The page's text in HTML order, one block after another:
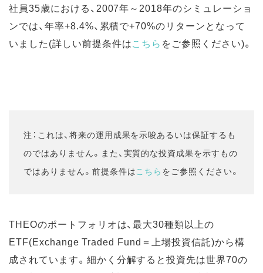
社員35歳における、2007年～2018年のシミュレーショ
ンでは、年率+8.4%、累積で+70%のリターンとなって
いました(詳しい前提条件はこちら をご参照ください)。
注：これは、将来の運用成果を示唆あるいは保証するも
のではありません。また、実質的な投資成果を示すもの
ではありません。前提条件はこちら をご参照ください。
THEOのポートフォリオは、最大30種類以上の
ETF(Exchange Traded Fund＝上場投資信託)から構
成されています。細かく分解すると投資先は世界70の